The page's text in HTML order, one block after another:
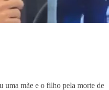
uma mãe e o filho pela morte de